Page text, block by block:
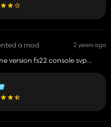
a mod 2 years ago
version fs22 console svp